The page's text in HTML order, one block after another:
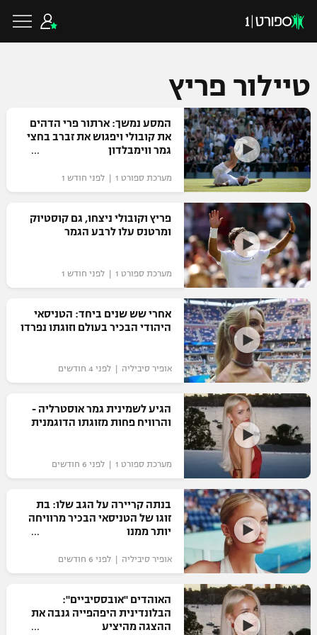
VOD
רץ ברשת
תוצאות
לוח שידורים
ברחבה
"מעל הליגה" – פודקאסט
כדורגל ישראלי
ליגת העל
גביע הטוטו
ליגיונרים
גביע המדינה
נבחרת ישראל
מכבי חיפה
בית"ר ירושלים
מכבי תל אביב
הפועל תל אביב
הפועל חיפה
הפועל באר שבע
מכבי נתניה
בני יהודה
כדורגל עולמי
ליגת האלופות
ליגה אירופית
ליגה אנגלית
ליגה גרמנית
ליגה ספרדית
ליגה איטלקית
ליגה צרפתית
ליגה הולנדית
ליגה סינית
ליגה ברזילאית
ליגות נוספות
כדורסל ישראלי
ליגת ווינר סל
ליגה לאומית
כדורסל נשים
מכבי תל אביב
הפועל חולון
הפועל ירושלים
דני אבדיה
כדורסל עולמי
NBA
יורוליג
יורוקאפ
ענפים נוספים
טניס
כדוריד
כדורעף
שחייה
ג'ודו
אגרוף
ספורט אולימפי
UFC
היאבקות WWE
טיילור פריץ
המסע נמשך: ארתור פרי הדהים
את קובולי ויפגוש את זברב בחצי
גמר ווימבלדון
מערכת ספורט 1 | לפני חודש 1
פריץ וקובולי ניצחו, גם קוסטיוק
ומרטנס עלו לרבע הגמר
מערכת ספורט 1 | לפני חודש 1
אחרי שש שנים ביחד: הטניסאי
היהודי הבכיר בעולם וזוגתו נפרדו
אופיר סיביליה | לפני 4 חודשים
הגיע לשמינית גמר אוסטרליה -
והרוויח פחות מזוגתו הדוגמנית
מערכת ספורט 1 | לפני 6 חודשים
בנתה קריירה על הגב שלו: בת
זוגו של הטניסאי הבכיר מרוויחה
יותר ממנו
אופיר סיביליה | לפני 6 חודשים
האוהדים "אובססיביים":
הבלונדינית היפהפייה גנבה את
ההצגה מהיציע